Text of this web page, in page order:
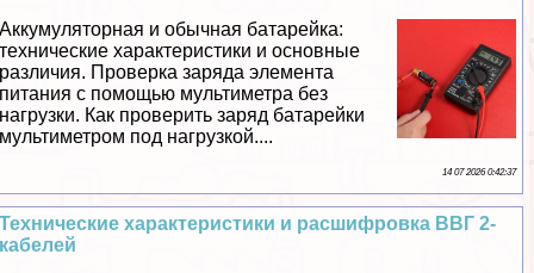
Аккумуляторная и обычная батарейка:
технические хаpaктеристики и основные
различия. Проверка заряда элемента
питания с помощью мультиметра без
нагрузки. Как проверить заряд батарейки
мультиметром под нагрузкой....
14 07 2026 0:42:37
Технические хаpaктеристики и расшифровка ВВГ 2-
кабелей